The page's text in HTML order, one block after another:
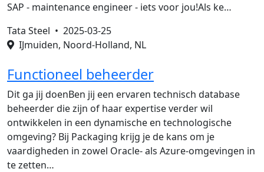
SAP - maintenance engineer - iets voor jou!Als ke…
Tata Steel • 2025-03-25
IJmuiden, Noord-Holland, NL
Functioneel beheerder
Dit ga jij doenBen jij een ervaren technisch database
beheerder die zijn of haar expertise verder wil
ontwikkelen in een dynamische en technologische
omgeving? Bij Packaging krijg je de kans om je
vaardigheden in zowel Oracle- als Azure-omgevingen in
te zetten…